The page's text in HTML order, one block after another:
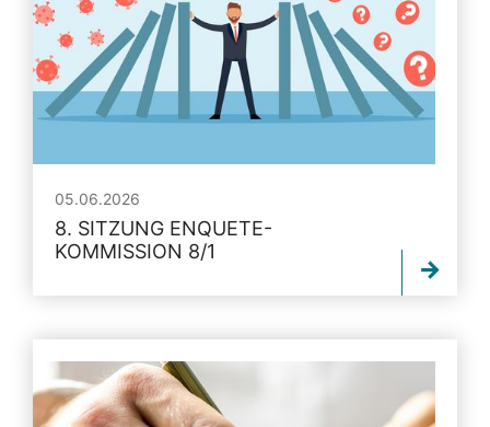
05.06.2026
8. SITZUNG ENQUETE-
KOMMISSION 8/1